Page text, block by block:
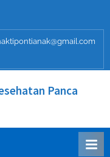
Panca